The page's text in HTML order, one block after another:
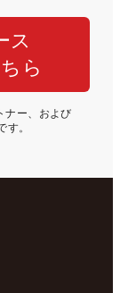
ス
ら
ナー、および
す。